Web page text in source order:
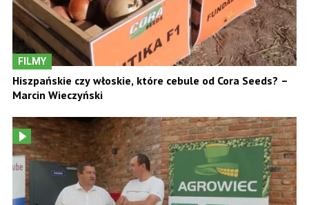
FILMY
Hiszpańskie czy włoskie, które cebule od Cora Seeds? –
Marcin Wieczyński